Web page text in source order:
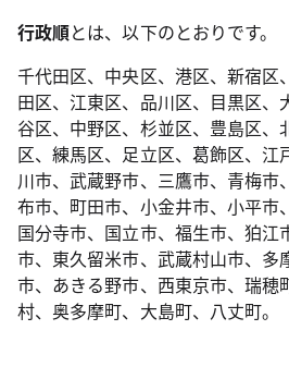
行政順とは、以下のとおりです。
千代田区、中央区、港区、新宿区
田区、江東区、品川区、目黒区、
谷区、中野区、杉並区、豊島区、
区、練馬区、足立区、葛飾区、江
川市、武蔵野市、三鷹市、青梅市
布市、町田市、小金井市、小平市
国分寺市、国立市、福生市、狛江
市、東久留米市、武蔵村山市、多
市、あきる野市、西東京市、瑞穂
村、奥多摩町、大島町、八丈町。